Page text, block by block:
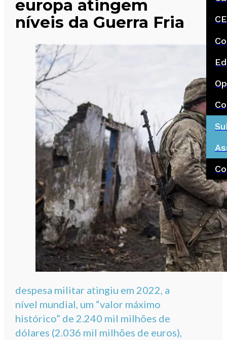
europa atingem
níveis da Guerra Fria
despesa militar atingiu em 2022, a
nível mundial, um “valor máximo
histórico” de 2.240 mil milhões de
dólares (2.036 mil milhões de euros),